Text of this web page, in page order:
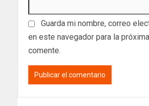
Guarda mi nombre, correo
en este navegador para la
comente.